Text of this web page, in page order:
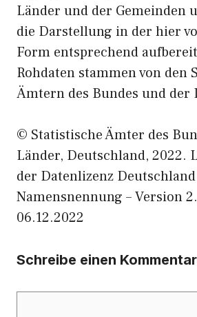
Länder und der Gemeinden
die Darstellung in der hier
Form entsprechend
Rohdaten stammen von den
Ämtern des Bundes und der
© Statistische Ämter des
Länder, Deutschland, 2022.
der Datenlizenz Deutschland
Namensnennung – Version
06.12.2022
Schreibe einen Kommentar